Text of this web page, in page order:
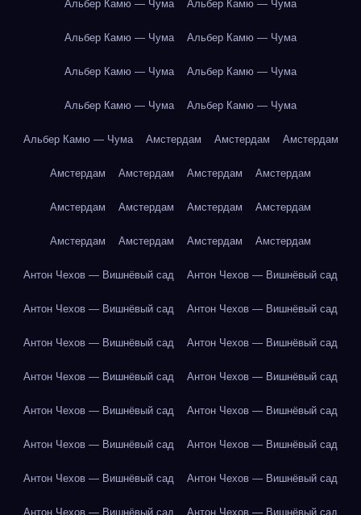
Альбер Камю — Чума Альбер Камю — Чума
Альбер Камю — Чума Альбер Камю — Чума
Альбер Камю — Чума Альбер Камю — Чума
Альбер Камю — Чума Альбер Камю — Чума
Альбер Камю — Чума Амстердам Амстердам Амстердам
Амстердам Амстердам Амстердам Амстердам
Амстердам Амстердам Амстердам Амстердам
Амстердам Амстердам Амстердам Амстердам
Антон Чехов — Вишнёвый сад Антон Чехов — Вишнёвый сад
Антон Чехов — Вишнёвый сад Антон Чехов — Вишнёвый сад
Антон Чехов — Вишнёвый сад Антон Чехов — Вишнёвый сад
Антон Чехов — Вишнёвый сад Антон Чехов — Вишнёвый сад
Антон Чехов — Вишнёвый сад Антон Чехов — Вишнёвый сад
Антон Чехов — Вишнёвый сад Антон Чехов — Вишнёвый сад
Антон Чехов — Вишнёвый сад Антон Чехов — Вишнёвый сад
Антон Чехов — Вишнёвый сад Антон Чехов — Вишнёвый сад